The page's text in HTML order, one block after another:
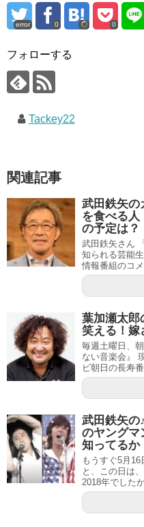
error 0 0
フォローする
Tackey22
関連記事
武田鉄矢の
を食べる人
の予定は？
武田鉄矢さん
知られる芸能
情報番組のコ
葉加瀬太郎
笑える！嫁
毎週土曜日、
ない音楽会』
ビ朝日の長寿
武田鉄矢の
のヤングマ
知ってるか
もうすぐ5月
と、この日は
2018年でした